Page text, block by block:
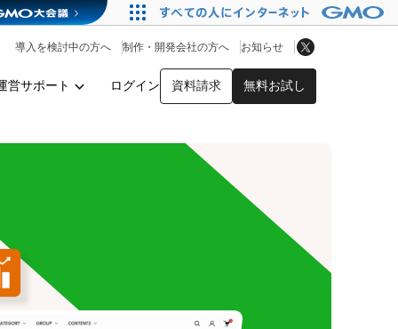
営サポート ログイン 資料請求 無料お試し
導入を検討中の方へ 制作・開発会社の方へ お知らせ
アプリストア